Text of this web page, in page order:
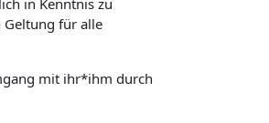
in Kenntnis zu
Geltung für alle
mit ihr*ihm durch